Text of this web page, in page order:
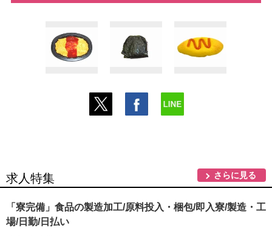
求人特集 さらに見る
「寮完備」食品の製造加工/原料投入・梱包/即入寮/製造・工
場/日勤/日払い